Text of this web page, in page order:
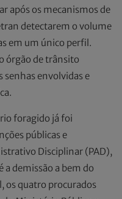
após os mecanismos de
detectarem o volume
em um único perfil.
órgão de trânsito
senhas envolvidas e
foragido já foi
públicas e
Disciplinar (PAD),
a demissão a bem do
os quatro procurados